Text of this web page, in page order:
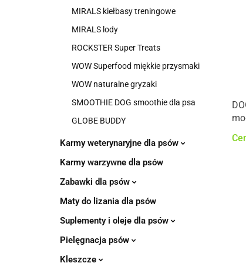
MIRALS kiełbasy treningowe
MIRALS lody
ROCKSTER Super Treats
WOW Superfood miękkie przysmaki
WOW naturalne gryzaki
SMOOTHIE DOG smoothie dla psa
GLOBE BUDDY
Karmy weterynaryjne dla psów
Karmy warzywne dla psów
Zabawki dla psów
Maty do lizania dla psów
Suplementy i oleje dla psów
Pielęgnacja psów
Kleszcze